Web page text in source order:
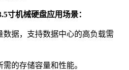
寸机械硬盘应用场景：
据，支持数据中心的高负载需
的存储容量和性能。